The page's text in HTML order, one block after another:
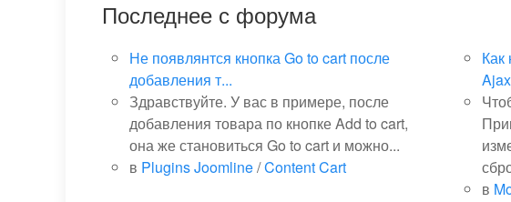
Последнее с форума
Не появлянтся кнопка Go to cart после
добавления т...
Здравствуйте. У вас в примере, после
добавления товара по кнопке Add to cart,
она же становиться Go to cart и можно...
в Plugins Joomline/Content Cart
Как
в